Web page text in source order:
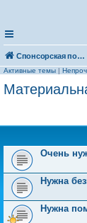
Спонсорская помощь. Выберите рубрику для объявления
Активные темы |
Очень
Нужна
Нужна